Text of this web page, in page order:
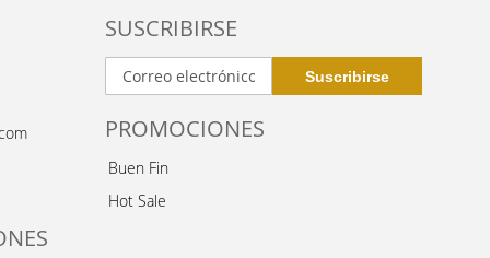
SUSCRIBIRSE
PROMOCIONES
Buen Fin
Hot Sale